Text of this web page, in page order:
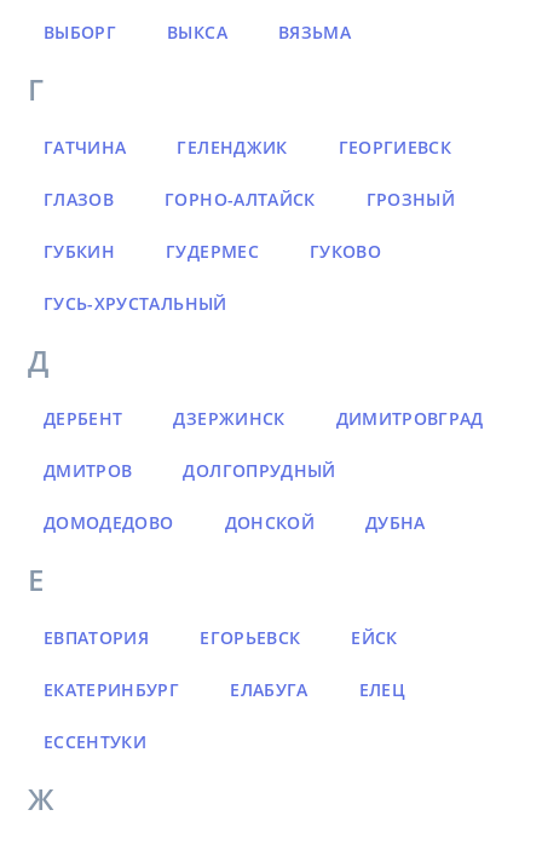
ВЫБОРГ ВЫКСА ВЯЗЬМА
Г
ГАТЧИНА ГЕЛЕНДЖИК ГЕОРГИЕВСК
ГЛАЗОВ ГОРНО-АЛТАЙСК ГРОЗНЫЙ
ГУБКИН ГУДЕРМЕС ГУКОВО
ГУСЬ-ХРУСТАЛЬНЫЙ
Д
ДЕРБЕНТ ДЗЕРЖИНСК ДИМИТРОВГРАД
ДМИТРОВ ДОЛГОПРУДНЫЙ
ДОМОДЕДОВО ДОНСКОЙ ДУБНА
Е
ЕВПАТОРИЯ ЕГОРЬЕВСК ЕЙСК
ЕКАТЕРИНБУРГ ЕЛАБУГА ЕЛЕЦ
ЕССЕНТУКИ
Ж